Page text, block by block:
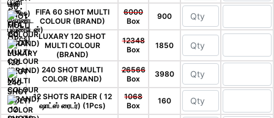
FIFA 60 SHOT MULTI
COLOUR (BRAND)
6000
Box
900
LUXARY 120 SHOT
MULTI COLOUR
(BRAND)
12348
Box
1850
240 SHOT MULTI
COLOR (BRAND)
26566
Box
3980
12 SHOTS RAIDER ( 12
ஷாட்ஸ் ரைடர்) (1Pcs)
1068
Box
160